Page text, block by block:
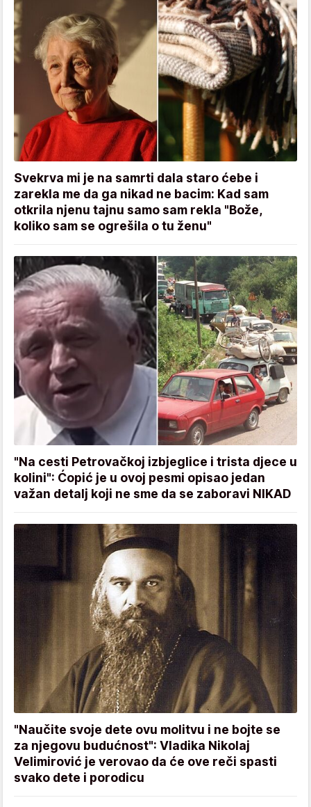
Svekrva mi je na samrti dala staro ćebe i
zarekla me da ga nikad ne bacim: Kad sam
otkrila njenu tajnu samo sam rekla "Bože,
koliko sam se ogrešila o tu ženu"
"Na cesti Petrovačkoj izbjeglice i trista djece u
kolini": Ćopić je u ovoj pesmi opisao jedan
važan detalj koji ne sme da se zaboravi NIKAD
"Naučite svoje dete ovu molitvu i ne bojte se
za njegovu budućnost": Vladika Nikolaj
Velimirović je verovao da će ove reči spasti
svako dete i porodicu